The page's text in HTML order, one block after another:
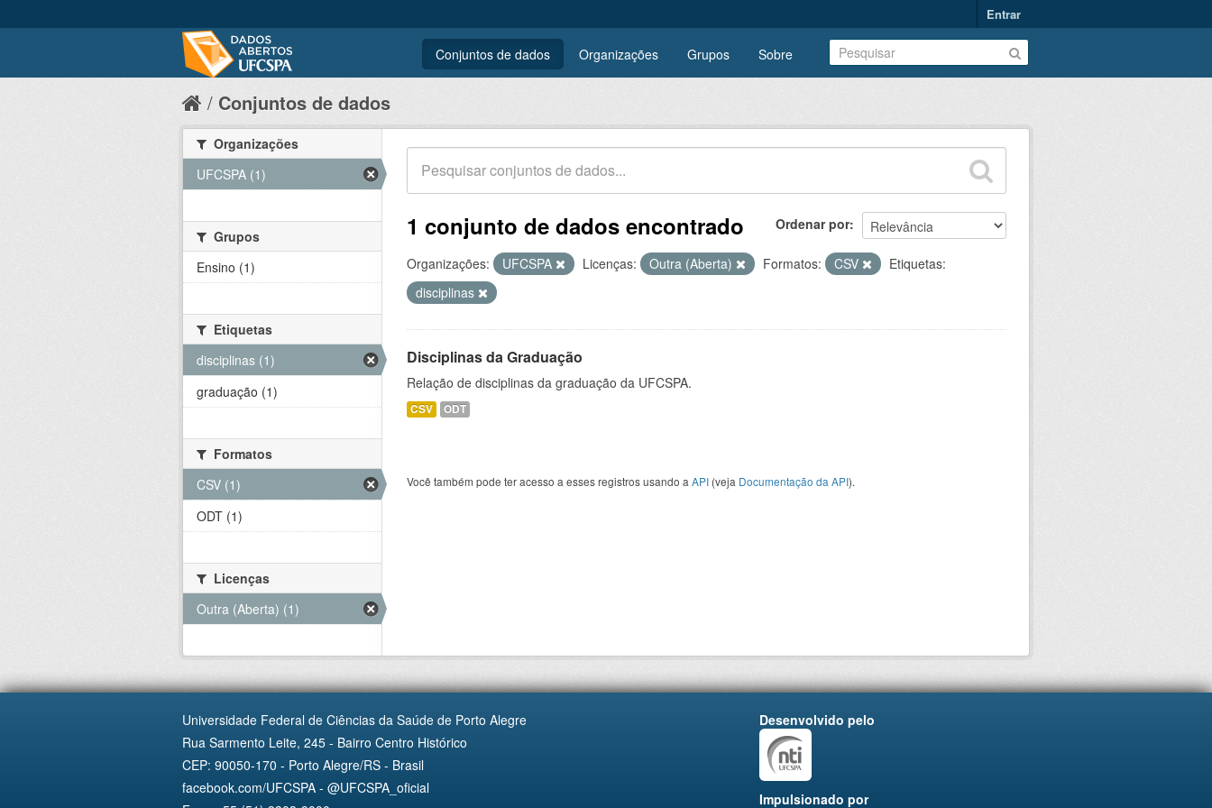
Entrar
Conjuntos de dados Organizações Grupos Sobre
Conjuntos de dados
Ordenar por
1 conjunto de dados encontrado
Organizações: UFCSPA Licenças: Outra (Aberta) Formatos: CSV
Etiquetas:
disciplinas
Disciplinas da Graduação
Relação de disciplinas da graduação da UFCSPA.
CSV ODT
Você também pode ter acesso a esses registros usando a API (veja Documentação da API).
Organizações
UFCSPA (1)
Grupos
Ensino (1)
Etiquetas
disciplinas (1)
graduação (1)
Formatos
CSV (1)
ODT (1)
Licenças
Outra (Aberta) (1)
Universidade Federal de Ciências da Saúde de Porto Alegre
Rua Sarmento Leite, 245 - Bairro Centro Histórico
CEP: 90050-170 - Porto Alegre/RS - Brasil
facebook.com/UFCSPA - @UFCSPA_oficial
Desenvolvido pelo
Impulsionado por